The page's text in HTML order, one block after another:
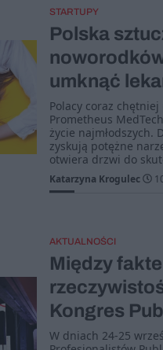
STARTUPY
Polska
umknąć
Polacy coraz
Prometheus
życie najmłodszych.
zyskują potężne
otwiera drzwi do
Katarzyna Krogulec
AKTUALNOŚCI
Między
Kongres
W dniach 24-25